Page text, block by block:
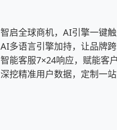
智启全球商机，AI引擎一键
AI多语言引擎加持，让品牌
智能客服7×24响应，赋能客
深挖精准用户数据，定制一